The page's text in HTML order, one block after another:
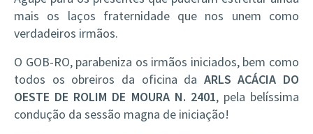
mais os laços fraternidade que nos unem como
verdadeiros irmãos.
O GOB-RO, parabeniza os irmãos iniciados, bem como
todos os obreiros da oficina da ARLS ACÁCIA DO
OESTE DE ROLIM DE MOURA N. 2401, pela belíssima
condução da sessão magna de iniciação!